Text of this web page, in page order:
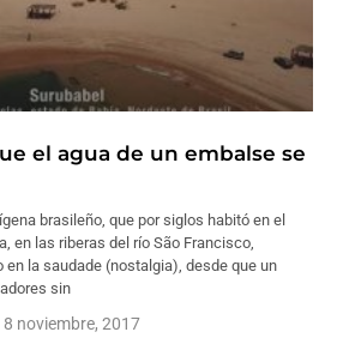
el agua de un embalse se
brasileño, que por siglos habitó en el
en las riberas del río São Francisco,
en la saudade (nostalgia), desde que un
sin
8 noviembre, 2017